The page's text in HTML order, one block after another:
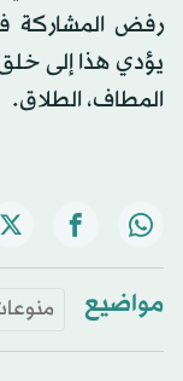
رفض المشاركة
يؤدي هذا إلى خلق
المطاف، الطلاق.
مواضيع